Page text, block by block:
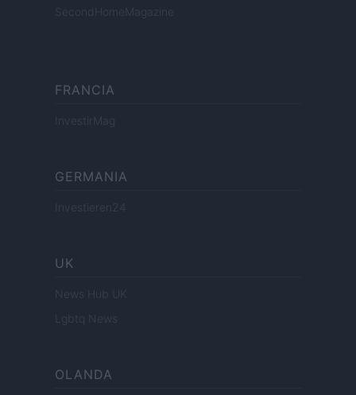
SecondHomeMagazine
FRANCIA
InvestirMag
GERMANIA
Investieren24
UK
News Hub UK
Lgbtq News
OLANDA